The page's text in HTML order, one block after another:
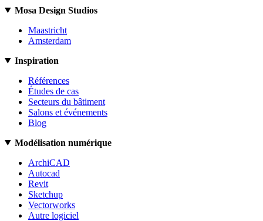
Mosa Design Studios
Maastricht
Amsterdam
Inspiration
Références
Études de cas
Secteurs du bâtiment
Salons et événements
Blog
Modélisation numérique
ArchiCAD
Autocad
Revit
Sketchup
Vectorworks
Autre logiciel